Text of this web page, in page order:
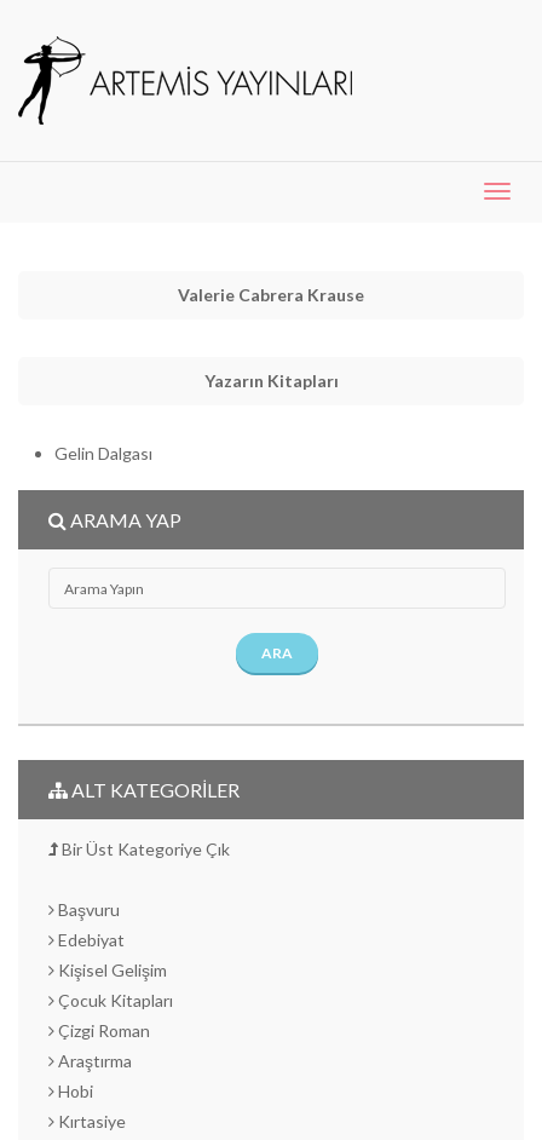
Valerie Cabrera Krause
Yazarın Kitapları
Gelin Dalgası
ARAMA YAP
ARA
ALT KATEGORİLER
Bir Üst Kategoriye Çık
Başvuru
Edebiyat
Kişisel Gelişim
Çocuk Kitapları
Çizgi Roman
Araştırma
Hobi
Kırtasiye